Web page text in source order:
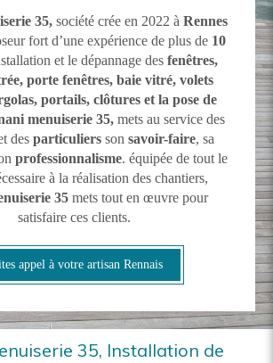
35, société crée en 2022 à Rennes
fort d’une expérience de plus de10
et le dépannage des fenêtres,
porte fenêtres, baie vitré, volets
portails, clôtures et la pose de
menuiserie 35,mets au service des
des particuliers son savoir-faire, sa
professionnalisme. équipée de tout le
à la réalisation des chantiers,
35 mets tout en œuvre pour
satisfaire ces clients.
appel à votre artisan Rennais
35, Installation de